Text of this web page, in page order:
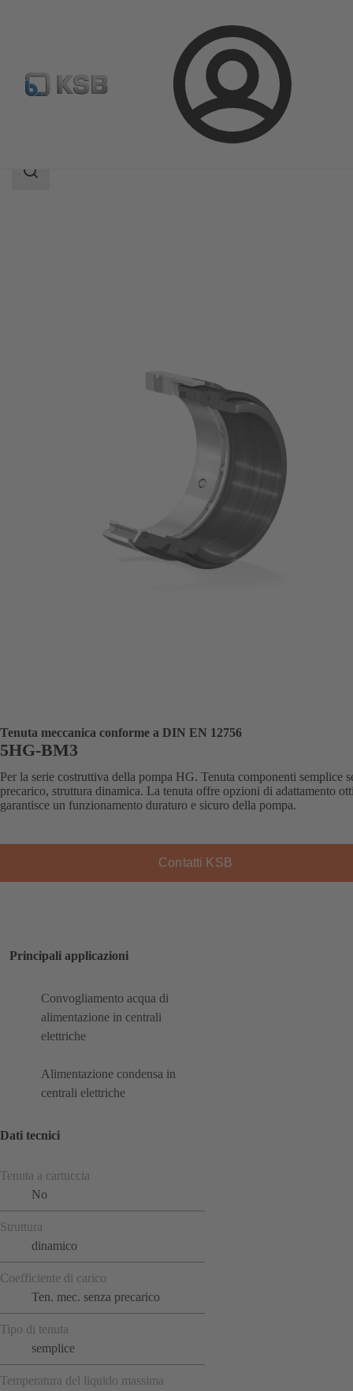
Login
5HG-BM3
Ambito
Tenuta meccanica conforme a DIN EN 12756
5HG-BM3
Per la serie costruttiva della pompa HG. Tenuta componenti semplice
precarico, struttura dinamica. La tenuta offre opzioni di adattamento
garantisce un funzionamento duraturo e sicuro della pompa.
Contatti KSB
Principali applicazioni
Convogliamento acqua di
alimentazione in centrali
elettriche
Alimentazione condensa in
centrali elettriche
Dati tecnici
Tenuta a cartuccia
No
Struttura
dinamico
Coefficiente di carico
Ten. mec. senza precarico
Tipo di tenuta
semplice
Temperatura del liquido massima